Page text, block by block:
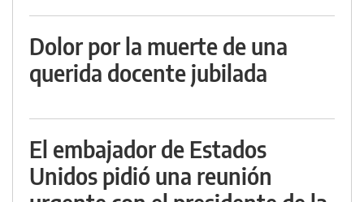
Dolor por la muerte de una
querida docente jubilada
El embajador de Estados
Unidos pidió una reunión